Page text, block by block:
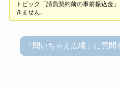
トピック「請負契約前の事前振込金
きません。
「聞いちゃえ広場」に質問